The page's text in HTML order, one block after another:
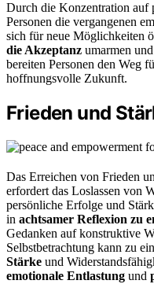
Durch die Konzentration auf
Personen die vergangenen
sich für neue Möglichkeiten
die Akzeptanz umarmen
bereiten Personen den Weg
hoffnungsvolle Zukunft.
Frieden und
Das Erreichen von Frieden
erfordert das Loslassen von
persönliche Erfolge und
in achtsamer Reflexion zu
Gedanken auf konstruktive
Selbstbetrachtung kann zu
Stärke und
emotionale Entlastung und